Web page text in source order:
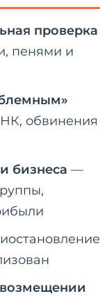
проверка
пенями и
НК, обвинения
бизнеса —